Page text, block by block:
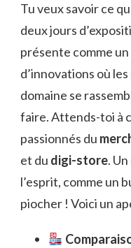
Tu veux savoir ce
deux jours
présente comme
d’innovations où
domaine se
faire. Attends-toi à
passionnés du
et du digi-store.
l’esprit, comme un
piocher ! Voici un